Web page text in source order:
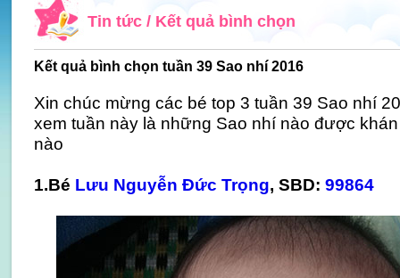
Tin tức/ Kết quả bình chọn
Kết quả bình chọn tuần 39 Sao nhí 2016
Xin chúc mừng các bé top 3 tuần 39 Sao nhí
xem tuần này là những Sao nhí nào được
nào
1.Bé Lưu Nguyễn Đức Trọng, SBD: 99864